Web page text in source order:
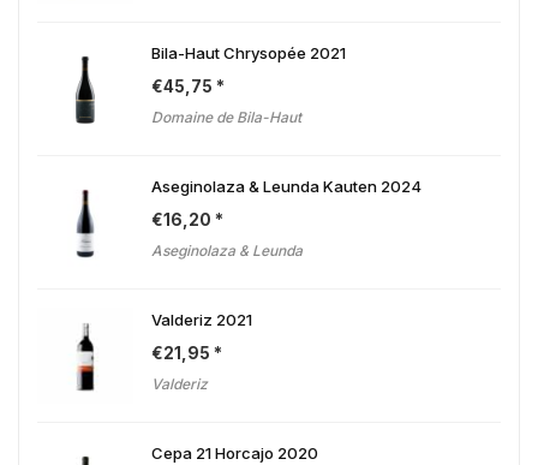
Bila-Haut Chrysopée 2021
€45,75
Domaine de Bila-Haut
Aseginolaza & Leunda Kauten 2024
€16,20
Aseginolaza & Leunda
Valderiz 2021
€21,95
Valderiz
Cepa 21 Horcajo 2020